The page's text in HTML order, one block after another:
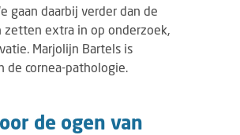
gaan daarbij verder dan de
zetten extra in op onderzoek,
Marjolijn Bartels is
de cornea-pathologie.
de ogen van